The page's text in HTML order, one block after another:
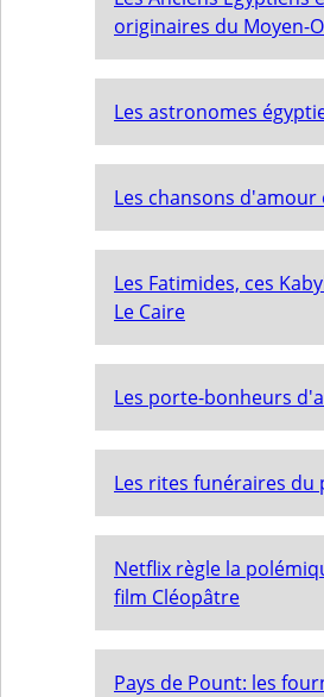
originaires du Moyen-
Les astronomes
Les chansons
Les Fatimides, ces
Le Caire
Les porte-bonheurs
Les rites funéraires du
Netflix règle la
film Cléopâtre
Pays de Pount: les